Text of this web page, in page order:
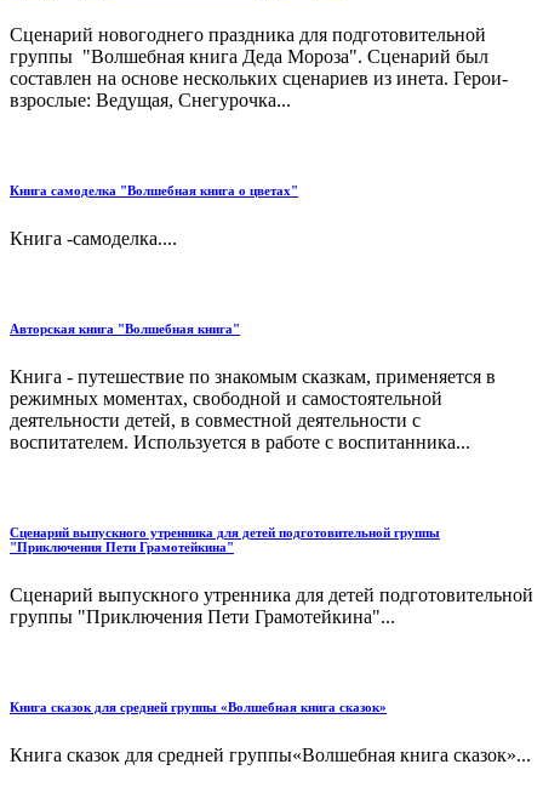
Сценарий новогоднего праздника для подготовительной
группы "Волшебная книга Деда Мороза". Сценарий был
составлен на основе нескольких сценариев из инета. Герои-
взрослые: Ведущая, Снегурочка...
Книга самоделка "Волшебная книга о цветах"
Книга -самоделка....
Авторская книга "Волшебная книга"
Книга - путешествие по знакомым сказкам, применяется в
режимных моментах, свободной и самостоятельной
деятельности детей, в совместной деятельности с
воспитателем. Используется в работе с воспитанника...
Сценарий выпускного утренника для детей подготовительной группы
"Приключения Пети Грамотейкина"
Сценарий выпускного утренника для детей подготовительной
группы "Приключения Пети Грамотейкина"...
Книга сказок для средней группы «Волшебная книга сказок»
Книга сказок для средней группы«Волшебная книга сказок»...